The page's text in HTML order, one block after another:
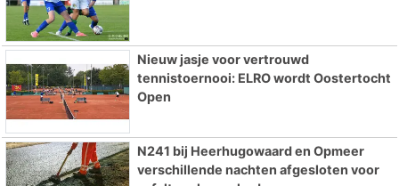
Nieuw jasje voor vertrouwd
tennistoernooi: ELRO wordt Oostertocht
Open
N241 bij Heerhugowaard en Opmeer
verschillende nachten afgesloten voor